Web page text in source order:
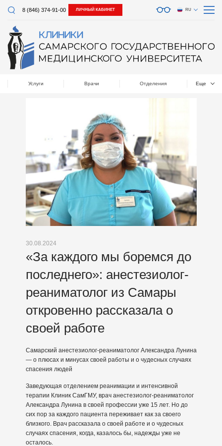
8 (846) 374-91-00 ЛИЧНЫЙ КАБИНЕТ RU
Услуги Врачи Отделения Еще
30.08.2024
«За каждого мы боремся до
последнего»: анестезиолог-
реаниматолог из Самары
откровенно рассказала о
своей работе
Самарский анестезиолог-реаниматолог Александра Лунина
— о плюсах и минусах своей работы и о чудесных случаях
спасения людей
Заведующая отделением реанимации и интенсивной
терапии Клиник СамГМУ, врач анестезиолог-реаниматолог
Александра Лунина в своей профессии уже 15 лет. Но до
сих пор за каждого пациента переживает как за своего
близкого. Врач рассказала о своей работе и о чудесных
случаях спасения, когда, казалось бы, надежды уже не
осталось.